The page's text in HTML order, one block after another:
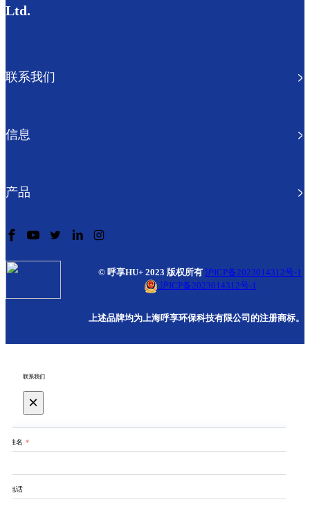
Ltd.
联系我们
信息
产品
© 呼享HU+ 2023 版权所有 沪ICP备2023014312号-1
沪ICP备2023014312号-1
上述品牌均为上海呼享环保科技有限公司的注册商标。
联系我们
×
姓名 *
电话